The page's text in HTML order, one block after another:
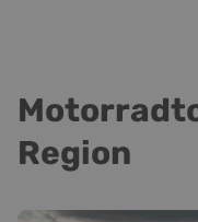
Region